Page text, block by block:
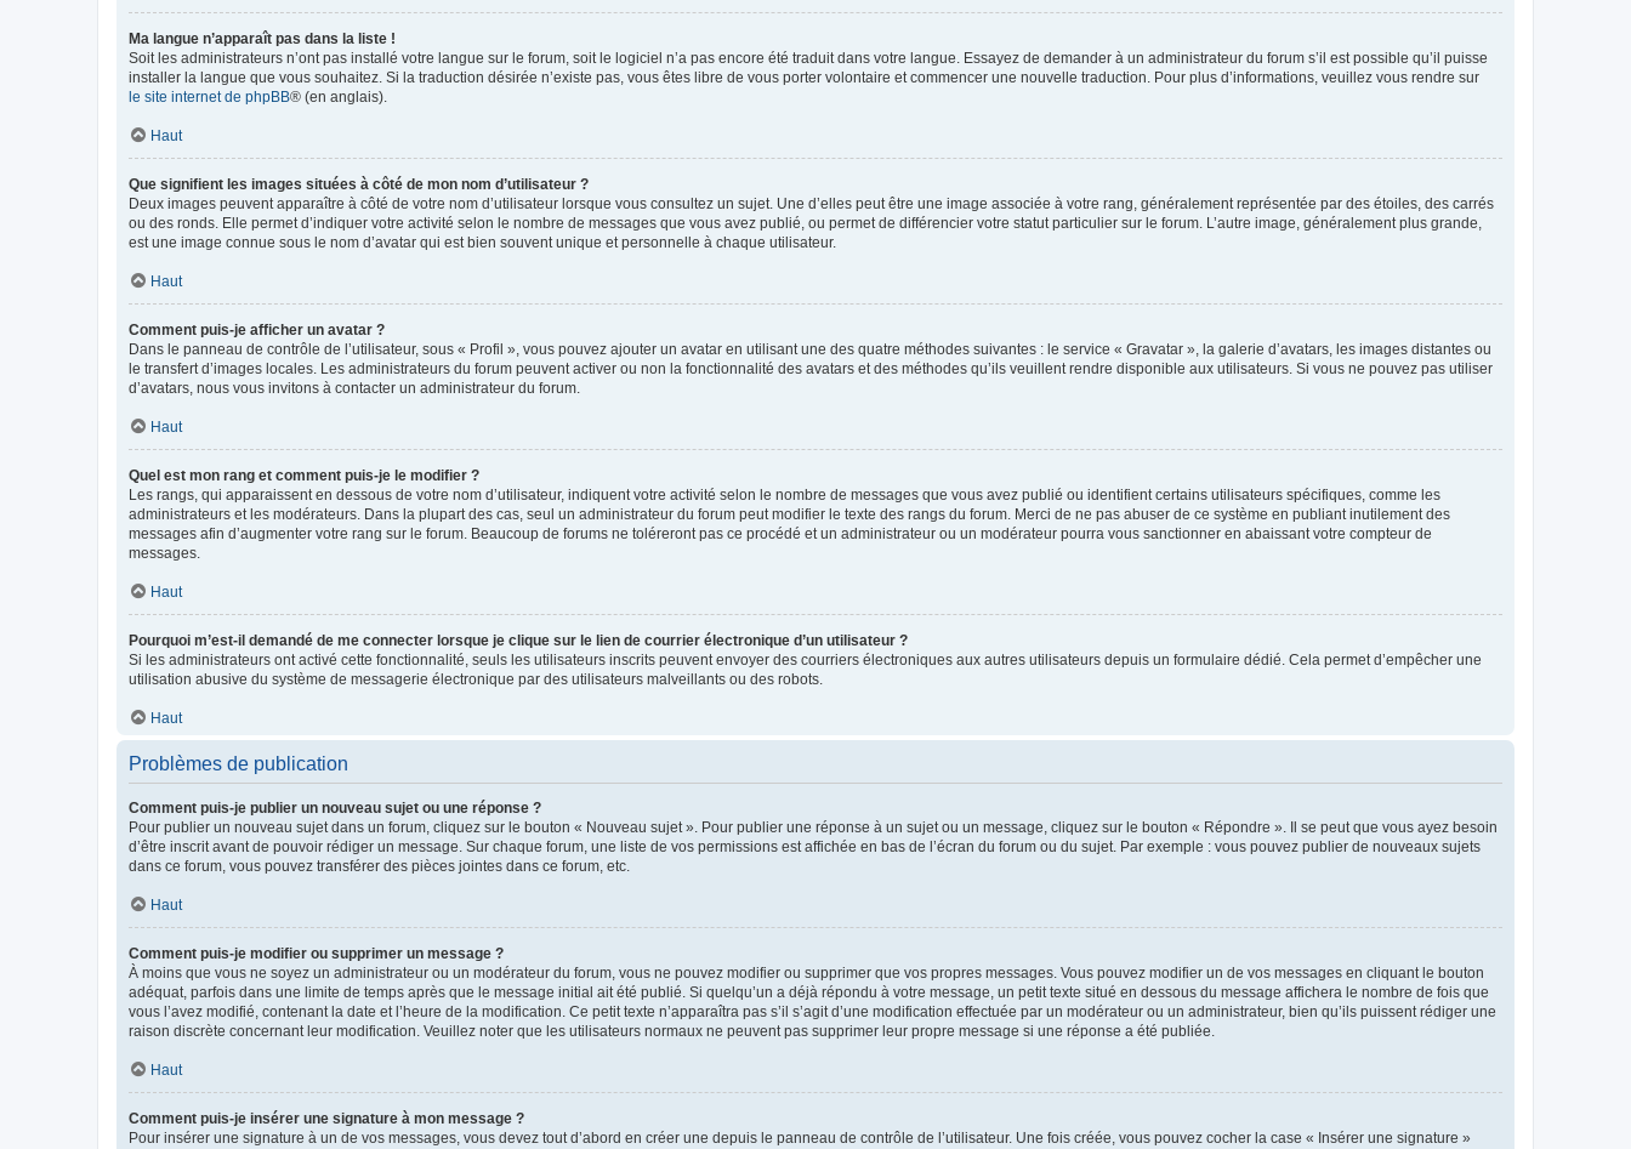
Ma langue n’apparaît pas dans la liste !
Soit les administrateurs n’ont pas installé votre langue sur le forum, soit le logiciel n’a pas encore été traduit dans votre langue. Essayez de demander à un administrateur du forum s’il est possible qu’il puisse
installer la langue que vous souhaitez. Si la traduction désirée n’existe pas, vous êtes libre de vous porter volontaire et commencer une nouvelle traduction. Pour plus d’informations, veuillez vous rendre sur
le site internet de phpBB® (en anglais).
Haut
Que signifient les images situées à côté de mon nom d’utilisateur ?
Deux images peuvent apparaître à côté de votre nom d’utilisateur lorsque vous consultez un sujet. Une d’elles peut être une image associée à votre rang, généralement représentée par des étoiles, des carrés
ou des ronds. Elle permet d’indiquer votre activité selon le nombre de messages que vous avez publié, ou permet de différencier votre statut particulier sur le forum. L’autre image, généralement plus grande,
est une image connue sous le nom d’avatar qui est bien souvent unique et personnelle à chaque utilisateur.
Haut
Comment puis-je afficher un avatar ?
Dans le panneau de contrôle de l’utilisateur, sous « Profil », vous pouvez ajouter un avatar en utilisant une des quatre méthodes suivantes : le service « Gravatar », la galerie d’avatars, les images distantes ou
le transfert d’images locales. Les administrateurs du forum peuvent activer ou non la fonctionnalité des avatars et des méthodes qu’ils veuillent rendre disponible aux utilisateurs. Si vous ne pouvez pas utiliser
d’avatars, nous vous invitons à contacter un administrateur du forum.
Haut
Quel est mon rang et comment puis-je le modifier ?
Les rangs, qui apparaissent en dessous de votre nom d’utilisateur, indiquent votre activité selon le nombre de messages que vous avez publié ou identifient certains utilisateurs spécifiques, comme les
administrateurs et les modérateurs. Dans la plupart des cas, seul un administrateur du forum peut modifier le texte des rangs du forum. Merci de ne pas abuser de ce système en publiant inutilement des
messages afin d’augmenter votre rang sur le forum. Beaucoup de forums ne toléreront pas ce procédé et un administrateur ou un modérateur pourra vous sanctionner en abaissant votre compteur de
messages.
Haut
Pourquoi m’est-il demandé de me connecter lorsque je clique sur le lien de courrier électronique d’un utilisateur ?
Si les administrateurs ont activé cette fonctionnalité, seuls les utilisateurs inscrits peuvent envoyer des courriers électroniques aux autres utilisateurs depuis un formulaire dédié. Cela permet d’empêcher une
utilisation abusive du système de messagerie électronique par des utilisateurs malveillants ou des robots.
Haut
Problèmes de publication
Comment puis-je publier un nouveau sujet ou une réponse ?
Pour publier un nouveau sujet dans un forum, cliquez sur le bouton « Nouveau sujet ». Pour publier une réponse à un sujet ou un message, cliquez sur le bouton « Répondre ». Il se peut que vous ayez besoin
d’être inscrit avant de pouvoir rédiger un message. Sur chaque forum, une liste de vos permissions est affichée en bas de l’écran du forum ou du sujet. Par exemple : vous pouvez publier de nouveaux sujets
dans ce forum, vous pouvez transférer des pièces jointes dans ce forum, etc.
Haut
Comment puis-je modifier ou supprimer un message ?
À moins que vous ne soyez un administrateur ou un modérateur du forum, vous ne pouvez modifier ou supprimer que vos propres messages. Vous pouvez modifier un de vos messages en cliquant le bouton
adéquat, parfois dans une limite de temps après que le message initial ait été publié. Si quelqu’un a déjà répondu à votre message, un petit texte situé en dessous du message affichera le nombre de fois que
vous l’avez modifié, contenant la date et l’heure de la modification. Ce petit texte n’apparaîtra pas s’il s’agit d’une modification effectuée par un modérateur ou un administrateur, bien qu’ils puissent rédiger une
raison discrète concernant leur modification. Veuillez noter que les utilisateurs normaux ne peuvent pas supprimer leur propre message si une réponse a été publiée.
Haut
Comment puis-je insérer une signature à mon message ?
Pour insérer une signature à un de vos messages, vous devez tout d’abord en créer une depuis le panneau de contrôle de l’utilisateur. Une fois créée, vous pouvez cocher la case « Insérer une signature »